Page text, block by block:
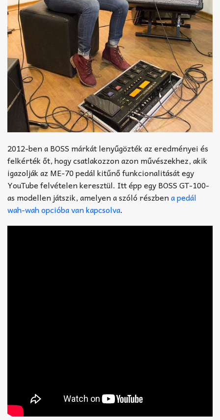
2012-ben a BOSS márkát lenyűgözték az eredményei és
felkérték őt, hogy csatlakozzon azon művészekhez, akik
igazolják az ME-70 pedál kitűnő funkcionalitását egy
YouTube felvételen keresztül. Itt épp egy BOSS GT-100-
as modellen játszik, amelyen a szóló részbena pedál
wah-wah opcióba van kapcsolva.